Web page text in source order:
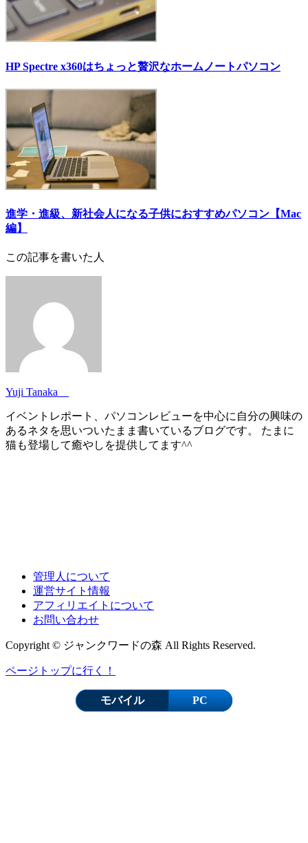
HP Spectre x360はちょっと贅沢なホームノートパソコン
進学・進級、新社会人になる子供におすすめパソコン【Mac
編】
この記事を書いた人
Yuji Tanaka
イベントレポート、パソコンレビューを中心に自分の興味の
あるネタを思いついたまま書いているブログです。 たまに
猫も登場して癒やしを提供してます^^
管理人について
運営サイト情報
アフィリエイトについて
お問い合わせ
Copyright © ジャンクワードの森 All Rights Reserved.
ページトップに行く！
モバイル PC